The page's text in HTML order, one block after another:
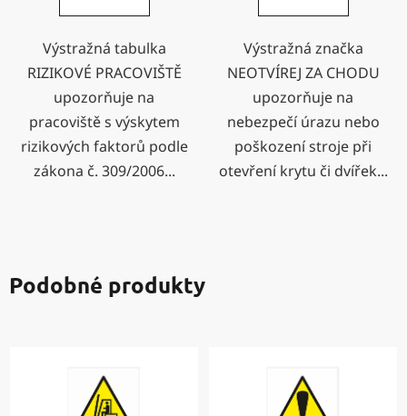
Výstražná tabulka
RIZIKOVÉ PRACOVIŠTĚ
upozorňuje na
pracoviště s výskytem
rizikových faktorů podle
zákona č. 309/2006...
Výstražná značka
NEOTVÍREJ ZA CHODU
upozorňuje na
nebezpečí úrazu nebo
poškození stroje při
otevření krytu či dvířek...
Podobné produkty